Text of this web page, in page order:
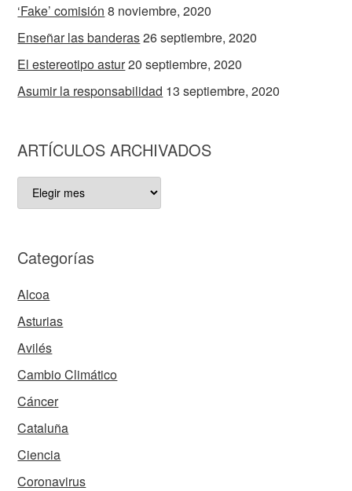
‘Fake’ comisión 8 noviembre, 2020
Enseñar las banderas26 septiembre, 2020
El estereotipo astur20 septiembre, 2020
Asumir la responsabilidad 13 septiembre, 2020
ARTÍCULOS ARCHIVADOS
ARTÍCULOS
ARCHIVADOS
Categorías
Alcoa
Asturias
Avilés
Cambio Climático
Cáncer
Cataluña
Ciencia
Coronavirus